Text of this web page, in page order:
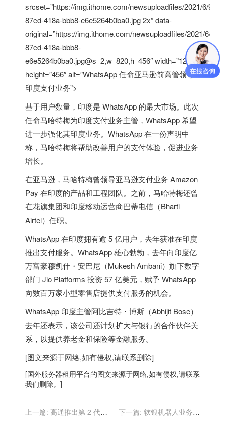
srcset=”https://img.ithome.com/newsuploadfiles/2021/6/
87cd-418a-bbb8-e6e5264b0ba0.jpg 2x” data-
original=”https://img.ithome.com/newsuploadfiles/2021/6/
87cd-418a-bbb8-
e6e5264b0ba0.jpg@s_2,w_820,h_456″ width=”1200″
height=”456″ alt=”WhatsApp 任命亚马逊前高管领导
印度支付业务”>
基于用户数量， 印度是 WhatsApp 的最大市场。此次
任命马哈特梅为印度支付业务主管，WhatsApp 希望
进一步强化其印度业务。WhatsApp 在一份声明中
称，马哈特梅将帮助改善用户的支付体验，促进业务
增长。
在亚马逊，马哈特梅曾领导亚马逊支付业务 Amazon
Pay 在印度的产品和工程团队。之前，马哈特梅还曾
在花旗集团和印度移动运营商巴蒂电信（Bharti
Airtel）任职。
WhatsApp 在印度拥有逾 5 亿用户， 去年获准在印度
推出支付服务。WhatsApp 雄心勃勃，去年向印度亿
万富豪穆凯什・安巴尼（Mukesh Ambani）旗下数字
部门 Jio Platforms 投资 57 亿美元，赋予 WhatsApp
向数百万家小型零售店提供支付服务的机会。
WhatsApp 印度主管阿比吉特・博斯（Abhijit Bose）
去年还表示，该公司还计划扩大与银行的合作伙伴关
系，以提供养老金和保险等金融服务。
[图文来源于网络,如有侵权,请联系删除]
[国外服务器租用平台的图文来源于网络,如有侵权,请联系
我们删除。]
上一篇: 高通推出第 2 代面
下一篇: 软银机器人业务在